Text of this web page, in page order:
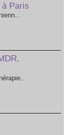
Paris